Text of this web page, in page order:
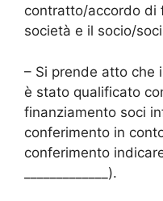
contratto/accordo di
società e il socio/
– Si prende atto che
è stato qualificato
finanziamento soci
conferimento in
conferimento
_____________).